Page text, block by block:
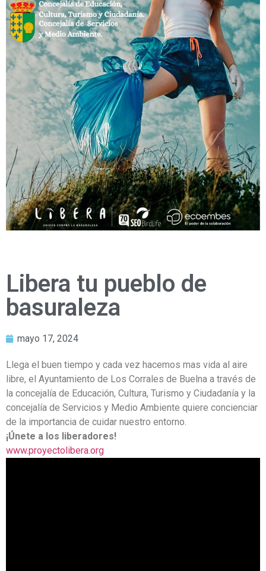
Libera tu pueblo de
basuraleza
mayo 17, 2024
Llega el buen tiempo y cada vez hacemos mas vida al aire
libre, el Ayuntamiento de Los Corrales de Buelna a través de
la concejalía de Educación, Cultura, Turismo y Ciudadanía y la
concejalía de Servicios y Medio Ambiente quiere concienciar
de la importancia de cuidar nuestro entorno.
¡Únete a los liberadores!
www.proyectolibera.org